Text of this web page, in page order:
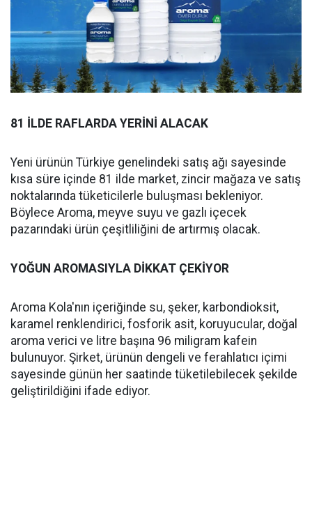
81 İLDE RAFLARDA YERİNİ ALACAK
Yeni ürünün Türkiye genelindeki satış ağı sayesinde
kısa süre içinde 81 ilde market, zincir mağaza ve satış
noktalarında tüketicilerle buluşması bekleniyor.
Böylece Aroma, meyve suyu ve gazlı içecek
pazarındaki ürün çeşitliliğini de artırmış olacak.
YOĞUN AROMASIYLA DİKKAT ÇEKİYOR
Aroma Kola'nın içeriğinde su, şeker, karbondioksit,
karamel renklendirici, fosforik asit, koruyucular, doğal
aroma verici ve litre başına 96 miligram kafein
bulunuyor. Şirket, ürünün dengeli ve ferahlatıcı içimi
sayesinde günün her saatinde tüketilebilecek şekilde
geliştirildiğini ifade ediyor.